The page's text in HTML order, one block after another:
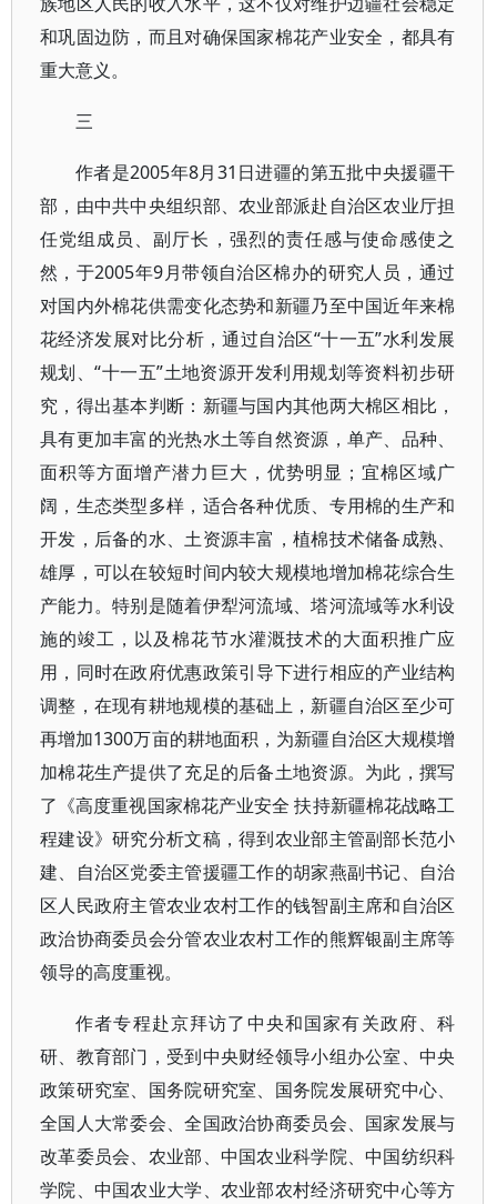
和巩固边防，而且对确保国家棉花产业安全，都具有
重大意义。
三
作者是2005年8月31日进疆的第五批中央援疆干
部，由中共中央组织部、农业部派赴自治区农业厅担
任党组成员、副厅长，强烈的责任感与使命感使之
然，于2005年9月带领自治区棉办的研究人员，通过
对国内外棉花供需变化态势和新疆乃至中国近年来棉
花经济发展对比分析，通过自治区“十一五”水利发展
规划、“十一五”土地资源开发利用规划等资料初步研
究，得出基本判断：新疆与国内其他两大棉区相比，
具有更加丰富的光热水土等自然资源，单产、品种、
面积等方面增产潜力巨大，优势明显；宜棉区域广
阔，生态类型多样，适合各种优质、专用棉的生产和
开发，后备的水、土资源丰富，植棉技术储备成熟、
雄厚，可以在较短时间内较大规模地增加棉花综合生
产能力。特别是随着伊犁河流域、塔河流域等水利设
施的竣工，以及棉花节水灌溉技术的大面积推广应
用，同时在政府优惠政策引导下进行相应的产业结构
调整，在现有耕地规模的基础上，新疆自治区至少可
再增加1300万亩的耕地面积，为新疆自治区大规模增
加棉花生产提供了充足的后备土地资源。为此，撰写
了《高度重视国家棉花产业安全 扶持新疆棉花战略工
程建设》研究分析文稿，得到农业部主管副部长范小
建、自治区党委主管援疆工作的胡家燕副书记、自治
区人民政府主管农业农村工作的钱智副主席和自治区
政治协商委员会分管农业农村工作的熊辉银副主席等
领导的高度重视。
作者专程赴京拜访了中央和国家有关政府、科
研、教育部门，受到中央财经领导小组办公室、中央
政策研究室、国务院研究室、国务院发展研究中心、
全国人大常委会、全国政治协商委员会、国家发展与
改革委员会、农业部、中国农业科学院、中国纺织科
学院、中国农业大学、农业部农村经济研究中心等方